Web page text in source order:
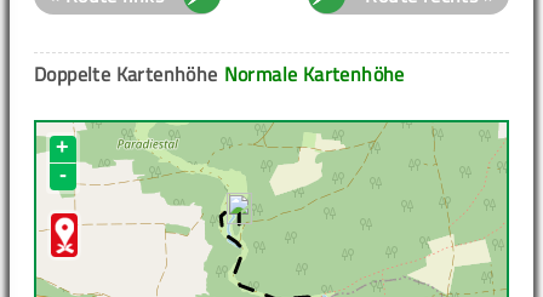
Normale Kartenhöhe
Doppelte Kartenhöhe
+
-